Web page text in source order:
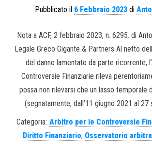
Pubblicato il 6 Febbraio 2023 di
Nota a ACF, 2 febbraio 2023, n. 6295. di
Legale Greco Gigante & Partners Al netto
del danno lamentato da parte ricorrente,
Controversie Finanziarie rileva
possa non rilevarsi che un lasso temporale
(segnatamente, dall’11 giugno 2021 al 27
Categoria: Arbitro per le Controversie
Diritto Finanziario, Osservatorio